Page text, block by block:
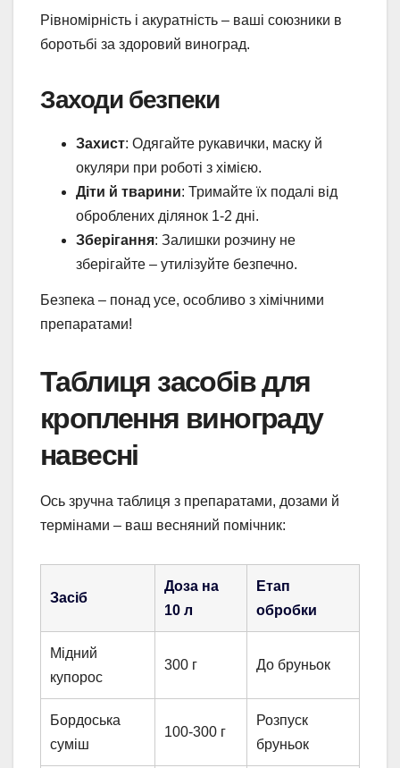
Рівномірність і акуратність – ваші союзники в
боротьбі за здоровий виноград.
Заходи безпеки
Захист: Одягайте рукавички, маску й
окуляри при роботі з хімією.
Діти й тварини: Тримайте їх подалі від
оброблених ділянок 1-2 дні.
Зберігання: Залишки розчину не
зберігайте – утилізуйте безпечно.
Безпека – понад усе, особливо з хімічними
препаратами!
Таблиця засобів для
кроплення винограду
навесні
Ось зручна таблиця з препаратами, дозами й
термінами – ваш весняний помічник:
Засіб
Доза на
10 л
Етап
обробки
Мідний
купорос
300 г До бруньок
Бордоська
суміш
100-300 г
Розпуск
бруньок